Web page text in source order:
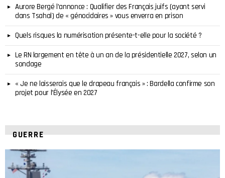
Aurore Bergé l’annonce : Qualifier des Français juifs (ayant servi
dans Tsahal) de « génocidaires » vous enverra en prison
Quels risques la numérisation présente-t-elle pour la société ?
Le RN largement en tête à un an de la présidentielle 2027, selon un
sondage
« Je ne laisserais que le drapeau français » : Bardella confirme son
projet pour l’Élysée en 2027
GUERRE